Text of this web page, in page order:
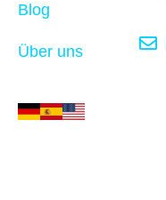
Blog
Über uns